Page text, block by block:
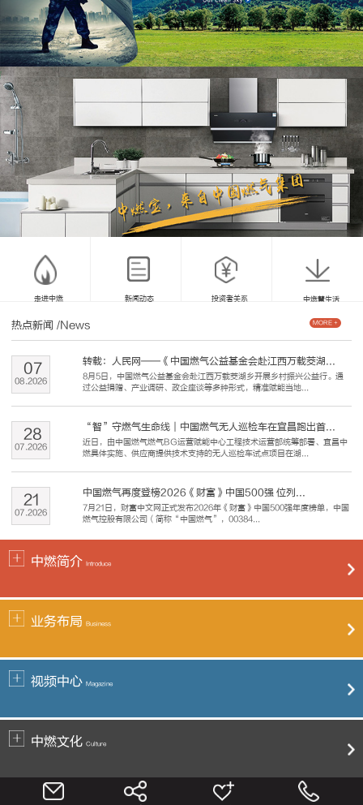
走进中燃 新闻动态 投资者关系 中燃慧生活
热点新闻 /News
转载：人民网——《中国燃气公益基金会赴江西万载茭湖...
8月5日，中国燃气公益基金会赴江西万载茭湖乡开展乡村振兴公益行。通
过公益捐赠、产业调研、政企座谈等多种形式，精准赋能当地...
08.2026
07
“智”守燃气生命线｜中国燃气无人巡检车在宜昌跑出首...
近日，由中国燃气燃气BG运营赋能中心工程技术运营部统筹部署、宜昌中
燃具体实施、供应商提供技术支持的无人巡检车试点项目在湖...
07.2026
28
中国燃气再度登榜2026《财富》中国500强 位列...
7月21日，财富中文网正式发布2026年《财富》中国500强年度榜单，中国
燃气控股有限公司（简称“中国燃气”，00384...
07.2026
21
MORE +
中燃简介 Introduce
业务布局 Business
视频中心 Magazine
中燃文化 Culture